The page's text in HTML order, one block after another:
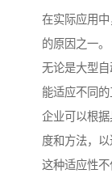
在实际应用
的原因之一。
无论是大型
能适应不同的
企业可以根
度和方法，以
这种适应性